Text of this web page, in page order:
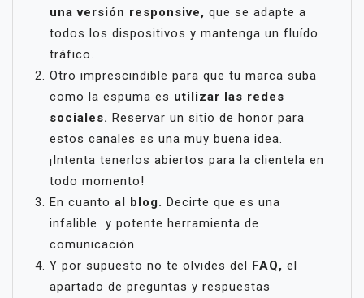
una versión responsive, que se adapte a
todos los dispositivos y mantenga un fluído
tráfico.
Otro imprescindible para que tu marca suba
como la espuma es utilizar las redes
sociales. Reservar un sitio de honor para
estos canales es una muy buena idea.
¡Intenta tenerlos abiertos para la clientela en
todo momento!
En cuanto al blog. Decirte que es una
infalible y potente herramienta de
comunicación.
Y por supuesto no te olvides del
FAQ, el
apartado de preguntas y respuestas